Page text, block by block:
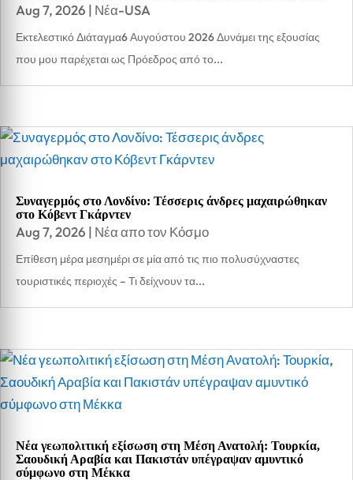
Aug 7, 2026 | Νέα-USA
Εκτελεστικό Διάταγμα6 Αυγούστου 2026 Δυνάμει της εξουσίας
που μου παρέχεται ως Πρόεδρος από το...
Συναγερμός στο Λονδίνο: Τέσσερις άνδρες μαχαιρώθηκαν
στο Κόβεντ Γκάρντεν
Aug 7, 2026 | Νέα απο τον Κόσμο
Επίθεση μέρα μεσημέρι σε μία από τις πιο πολυσύχναστες
τουριστικές περιοχές – Τι δείχνουν τα...
Νέα γεωπολιτική εξίσωση στη Μέση Ανατολή: Τουρκία,
Σαουδική Αραβία και Πακιστάν υπέγραψαν αμυντικό
σύμφωνο στη Μέκκα